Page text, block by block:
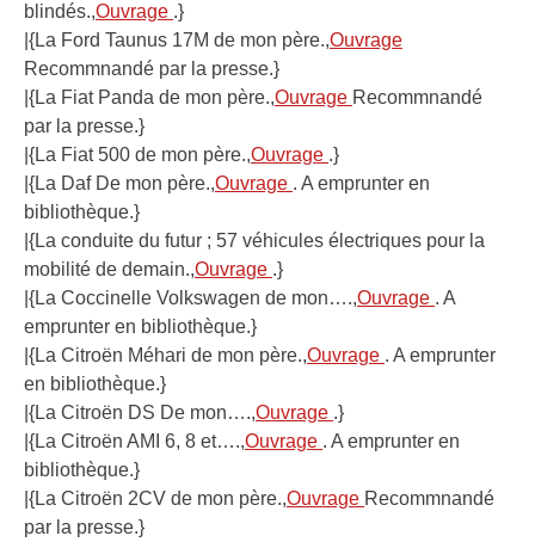
blindés.,Ouvrage .}
|{La Ford Taunus 17M de mon père.,Ouvrage
Recommnandé par la presse.}
|{La Fiat Panda de mon père.,Ouvrage Recommnandé
par la presse.}
|{La Fiat 500 de mon père.,Ouvrage .}
|{La Daf De mon père.,Ouvrage . A emprunter en
bibliothèque.}
|{La conduite du futur ; 57 véhicules électriques pour la
mobilité de demain.,Ouvrage .}
|{La Coccinelle Volkswagen de mon….,Ouvrage . A
emprunter en bibliothèque.}
|{La Citroën Méhari de mon père.,Ouvrage . A emprunter
en bibliothèque.}
|{La Citroën DS De mon….,Ouvrage .}
|{La Citroën AMI 6, 8 et….,Ouvrage . A emprunter en
bibliothèque.}
|{La Citroën 2CV de mon père.,Ouvrage Recommnandé
par la presse.}